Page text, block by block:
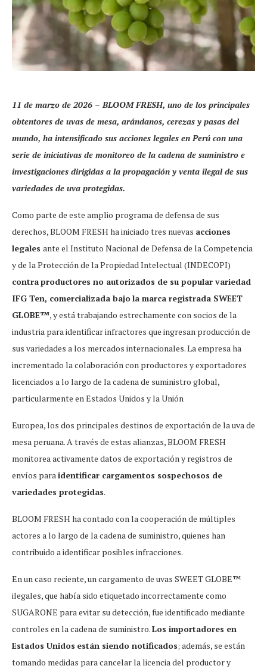
11 de marzo de 2026 – BLOOM FRESH, uno de los principales
obtentores de uvas de mesa, arándanos, cerezas y pasas del
mundo, ha intensificado sus acciones legales en Perú con una
serie de iniciativas de monitoreo de la cadena de suministro e
investigaciones dirigidas a la propagación y venta ilegal de sus
variedades de uva protegidas.
Como parte de este amplio programa de defensa de sus
derechos, BLOOM FRESH ha iniciado tres nuevas acciones
legales ante el Instituto Nacional de Defensa de la Competencia
y de la Protección de la Propiedad Intelectual (INDECOPI)
contraproductores no autorizados de su popular variedad
IFG Ten, comercializada bajola marca registrada SWEET
GLOBE™, y está trabajando estrechamente con socios de la
industria para identificar infractores que ingresan producción de
sus variedades a los mercados internacionales. La empresa ha
incrementado la colaboración con productores y exportadores
licenciados a lo largo de la cadena de suministro global,
particularmente en Estados Unidos y la Unión
Europea, los dos principales destinos de exportación de la uva de
mesa peruana. A través de estas alianzas, BLOOM FRESH
monitorea activamente datos de exportación y registros de
envíos para identificar cargamentos sospechosos de
variedades protegidas.
BLOOM FRESH ha contado con la cooperación de múltiples
actores a lo largo de la cadena de suministro, quienes han
contribuido a identificar posibles infracciones.
En un caso reciente, un cargamento de uvas SWEET GLOBE™
ilegales, que había sido etiquetado incorrectamente como
SUGARONE para evitar su detección, fue identificado mediante
controles en la cadena de suministro.Los importadores en
Estados Unidos están siendo notificados; además, se están
tomando medidas para cancelar la licencia del productor y